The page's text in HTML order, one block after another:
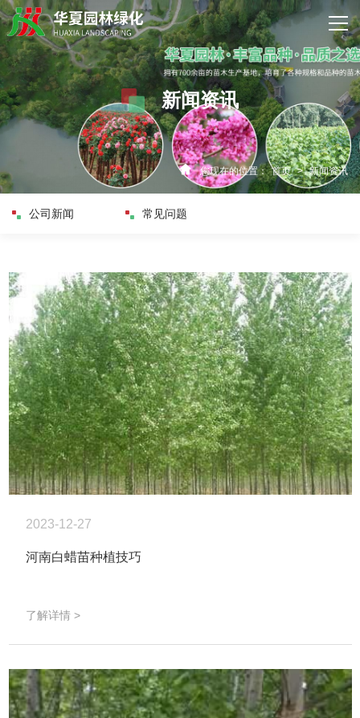
网站首页
关于我们
产品中心
联系我们
新闻资讯
您现在的位置： 首页 > 新闻资讯
公司新闻 常见问题
2023-12-27
河南白蜡苗种植技巧
了解详情 >